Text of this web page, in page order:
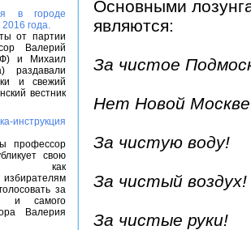
в городе
года.
от партии
Валерий
и Михаил
раздавали
и свежий
вестник
инструкция
профессор
свою
как
за
и самого
Валерия
Основными
являются:
За чистое
Нет Новой
За чистую воду!
За чистый воздух!
За чистые руки!